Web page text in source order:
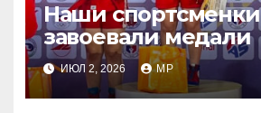
Наши спортсменки
завоевали медали
ИЮЛ 2, 2026 MP